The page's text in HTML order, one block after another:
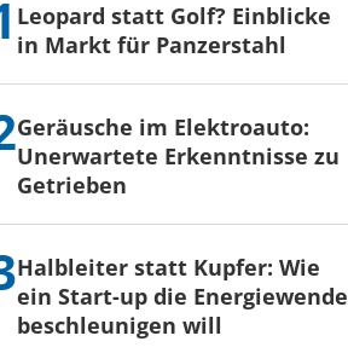
Leopard statt Golf? Einblicke
in Markt für Panzerstahl
Geräusche im Elektroauto:
Unerwartete Erkenntnisse zu
Getrieben
Halbleiter statt Kupfer: Wie
ein Start-up die Energiewende
beschleunigen will